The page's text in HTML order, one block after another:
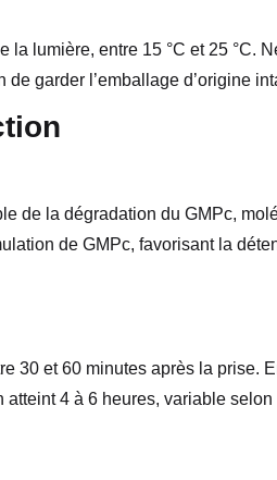
la lumière, entre 15 °C et 25 °C.
garder l’emballage d’origine
de la dégradation du GMPc,
de GMPc, favorisant la
30 et 60 minutes après la prise.
4 à 6 heures, variable